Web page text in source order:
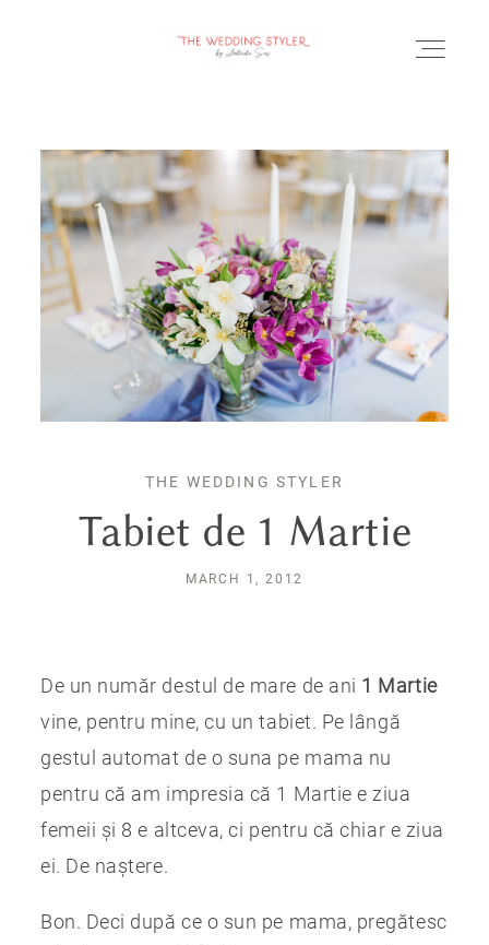
BLOG
SERVICII & FAQ
PORTOFOLIU
THE WEDDING STYLER
Tabiet de 1 Martie
MARCH 1, 2012
De un număr destul de mare de ani 1 Martie
vine, pentru mine, cu un tabiet. Pe lângă
gestul automat de o suna pe mama nu
pentru că am impresia că 1 Martie e ziua
femeii și 8 e altceva, ci pentru că chiar e ziua
ei. De naștere.
Bon. Deci după ce o sun pe mama, pregătesc